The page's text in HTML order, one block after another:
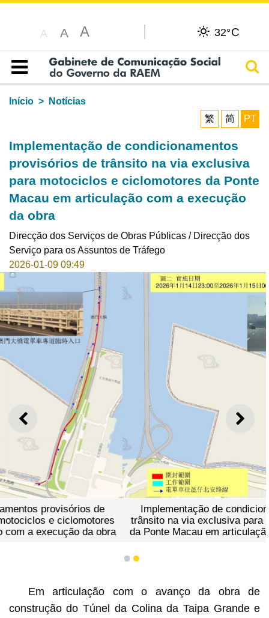
A A A 32°C
Índice
Início
Notícias
繁
简 PT
Implementação de condicionamentos
provisórios de trânsito na via exclusiva
para motociclos e ciclomotores da Ponte
Macau em articulação com a execução
da obra
Direcção dos Serviços de Obras Públicas / Direcção dos
Serviço para os Assuntos de Tráfego
2026-01-09 09:49
ANTERIOR
Implementação de condicionamentos provisórios de
trânsito na via exclusiva para motociclos e ciclomotores
da Ponte Macau em articulação com a execução da obra
1 2
Em articulação com o avanço da obra de
construção do Túnel da Colina da Taipa Grande e